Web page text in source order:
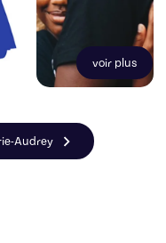
voir plus
Audrey